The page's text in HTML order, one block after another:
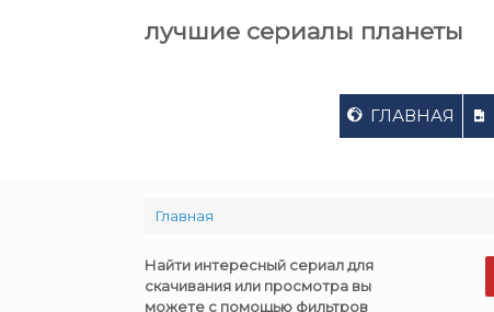
лучшие сериалы планеты
ГЛАВНАЯ
Главная
Найти интересный сериал для
скачивания или просмотра вы
можете с помощью фильтров